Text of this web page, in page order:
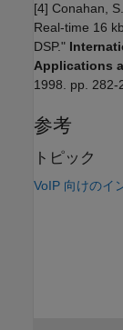
[4] Conahan,
Real-time 16
DSP."
Applications
1998. pp. 282-
参考
トピック
VoIP 向けのイ